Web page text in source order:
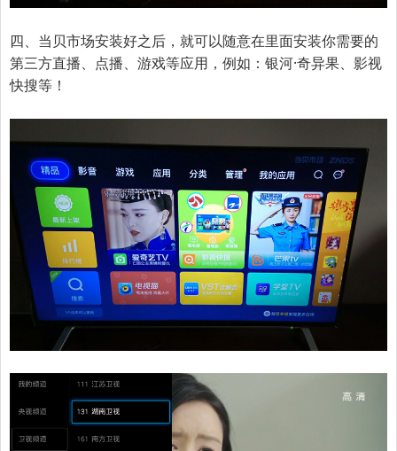
四、当贝市场安装好之后，就可以随意在里面安装你需要的
第三方直播、点播、游戏等应用，例如：银河·奇异果、影视
快搜等！